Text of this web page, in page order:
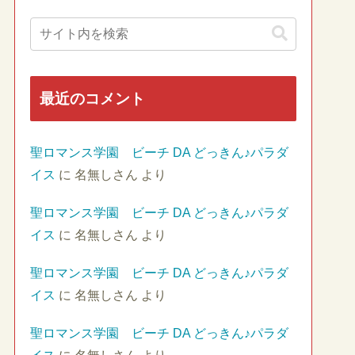
最近のコメント
聖ロマンス学園 ビーチ DA どっきん♪パラダ
イス に 名無しさん より
聖ロマンス学園 ビーチ DA どっきん♪パラダ
イス に 名無しさん より
聖ロマンス学園 ビーチ DA どっきん♪パラダ
イス に 名無しさん より
聖ロマンス学園 ビーチ DA どっきん♪パラダ